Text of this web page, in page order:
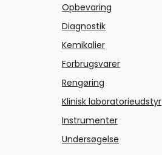
Opbevaring
Diagnostik
Kemikalier
Forbrugsvarer
Rengøring
Klinisk laboratorieudstyr
Instrumenter
Undersøgelse